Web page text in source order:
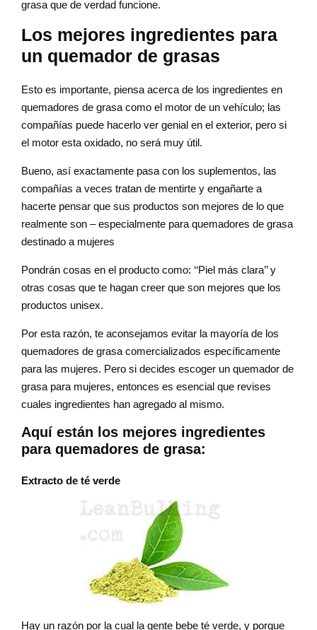
grasa que de verdad funcione.
Los mejores ingredientes para
un quemador de grasas
Esto es importante, piensa acerca de los ingredientes en
quemadores de grasa como el motor de un vehículo; las
compañías puede hacerlo ver genial en el exterior, pero si
el motor esta oxidado, no será muy útil.
Bueno, así exactamente pasa con los suplementos, las
compañías a veces tratan de mentirte y engañarte a
hacerte pensar que sus productos son mejores de lo que
realmente son – especialmente para quemadores de grasa
destinado a mujeres
Pondrán cosas en el producto como: ‘‘Piel más clara’’ y
otras cosas que te hagan creer que son mejores que los
productos unisex.
Por esta razón, te aconsejamos evitar la mayoría de los
quemadores de grasa comercializados específicamente
para las mujeres. Pero si decides escoger un quemador de
grasa para mujeres, entonces es esencial que revises
cuales ingredientes han agregado al mismo.
Aquí están los mejores ingredientes
para quemadores de grasa:
Extracto de té verde
Hay un razón por la cual la gente bebe té verde, y porque